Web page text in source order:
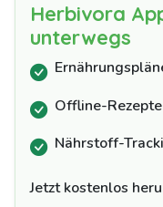
Herbivora
unterwegs
Offline-Rezepte
Nährstoff-
Jetzt kostenlos